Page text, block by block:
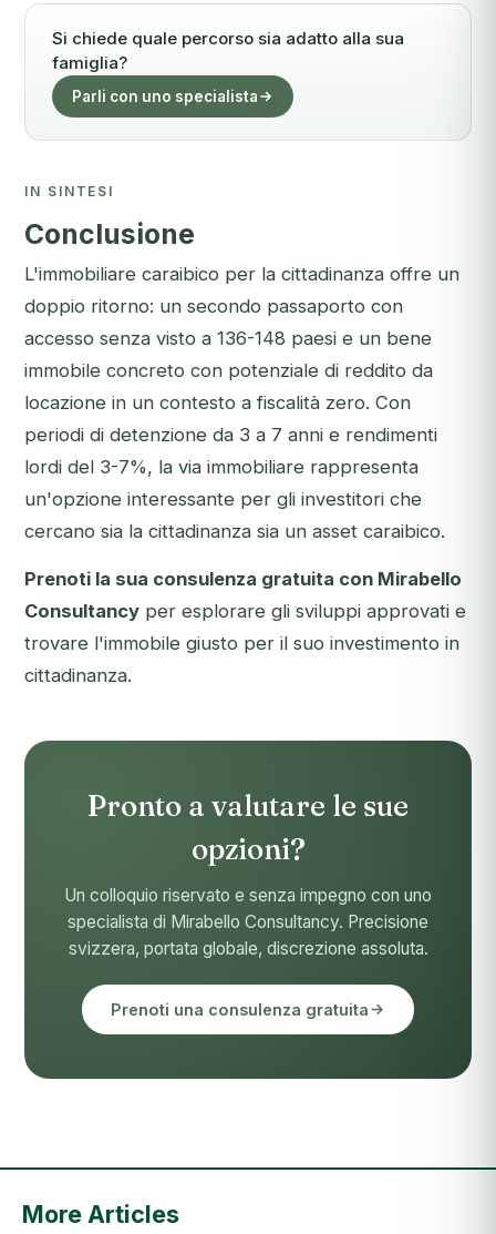
Si chiede quale percorso sia adatto alla sua
famiglia?
Parli con uno specialista
IN SINTESI
Conclusione
L'immobiliare caraibico per la cittadinanza offre un
doppio ritorno: un secondo passaporto con
accesso senza visto a 136-148 paesi e un bene
immobile concreto con potenziale di reddito da
locazione in un contesto a fiscalità zero. Con
periodi di detenzione da 3 a 7 anni e rendimenti
lordi del 3-7%, la via immobiliare rappresenta
un'opzione interessante per gli investitori che
cercano sia la cittadinanza sia un asset caraibico.
Prenoti la sua consulenza gratuita con Mirabello
Consultancy per esplorare gli sviluppi approvati e
trovare l'immobile giusto per il suo investimento in
cittadinanza.
Pronto a valutare le sue
opzioni?
Un colloquio riservato e senza impegno con uno
specialista di Mirabello Consultancy. Precisione
svizzera, portata globale, discrezione assoluta.
Prenoti una consulenza gratuita
More Articles